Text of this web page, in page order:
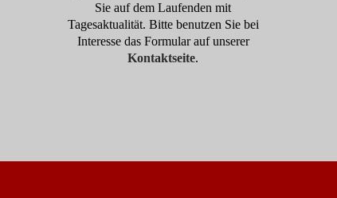
Sie auf dem Laufenden mit
Tagesaktualität. Bitte benutzen Sie bei
Interesse das Formular auf unserer
Kontaktseite.